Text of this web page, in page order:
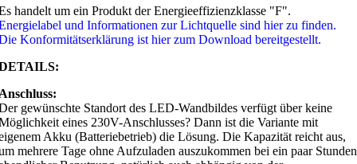
handelt um ein Produkt der Energieeffizienzklasse "F".
und Informationen zur Lichtquelle sind hier zu finden.
Konformitätserklärung ist hier zum Download bereitgestellt.
gewünschte Standort des LED-Wandbildes verfügt über keine
eines 230V-Anschlusses? Dann ist die Variante mit
Akku (Batteriebetrieb) die Lösung. Die Kapazität reicht aus,
mehrere Tage ohne Aufzuladen auszukommen bei ein paar Stunden